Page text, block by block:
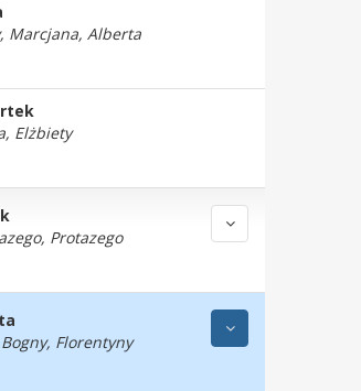
Marcjana, Alberta
Elżbiety
Protazego
Florentyny